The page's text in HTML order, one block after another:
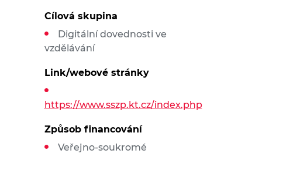
Cílová skupina
Digitální dovednosti ve
vzdělávání
Link/webové stránky
https://www.sszp.kt.cz/index.php
Způsob financování
Veřejno-soukromé